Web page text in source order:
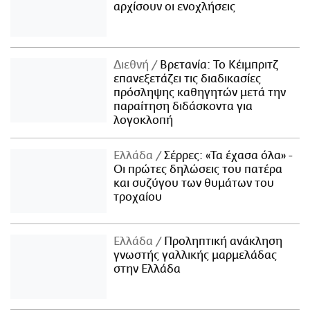
αρχίσουν οι ενοχλήσεις
Διεθνή
Βρετανία: Το Κέιμπριτζ
επανεξετάζει τις διαδικασίες
πρόσληψης καθηγητών μετά την
παραίτηση διδάσκοντα για
λογοκλοπή
Ελλάδα
Σέρρες: «Τα έχασα όλα» -
Οι πρώτες δηλώσεις του πατέρα
και συζύγου των θυμάτων του
τροχαίου
Ελλάδα
Προληπτική ανάκληση
γνωστής γαλλικής μαρμελάδας
στην Ελλάδα